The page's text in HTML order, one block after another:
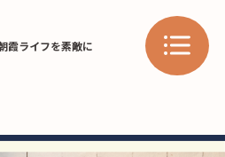
霞ライフを素敵に